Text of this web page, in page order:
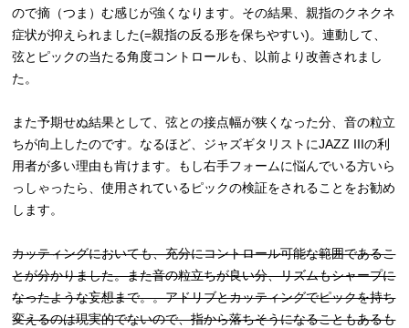
ので摘（つま）む感じが強くなります。その結果、親指のクネクネ
症状が抑えられました(=親指の反る形を保ちやすい)。連動して、
弦とピックの当たる角度コントロールも、以前より改善されまし
た。
また予期せぬ結果として、弦との接点幅が狭くなった分、音の粒立
ちが向上したのです。なるほど、ジャズギタリストにJAZZ IIIの利
用者が多い理由も肯けます。もし右手フォームに悩んでいる方いら
っしゃったら、使用されているピックの検証をされることをお勧め
します。
カッティングにおいても、充分にコントロール可能な範囲であるこ
とが分かりました。また音の粒立ちが良い分、リズムもシャープに
なったような妄想まで。。アドリブとカッティングでピックを持ち
変えるのは現実的でないので、指から落ちそうになることもあるも